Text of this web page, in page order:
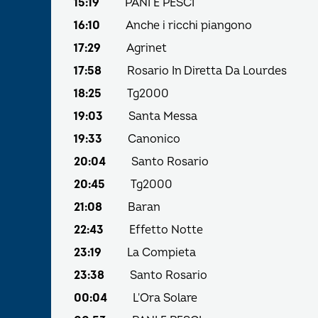
15:19
PANI E PESCI
16:10
Anche i ricchi piangono
17:29
Agrinet
17:58
Rosario In Diretta Da Lourdes
18:25
Tg2000
19:03
Santa Messa
19:33
Canonico
20:04
Santo Rosario
20:45
Tg2000
21:08
Baran
22:43
Effetto Notte
23:19
La Compieta
23:38
Santo Rosario
00:04
L'Ora Solare